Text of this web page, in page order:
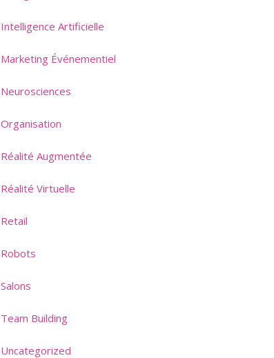
Intelligence Artificielle
Marketing Événementiel
Neurosciences
Organisation
Réalité Augmentée
Réalité Virtuelle
Retail
Robots
Salons
Team Building
Uncategorized